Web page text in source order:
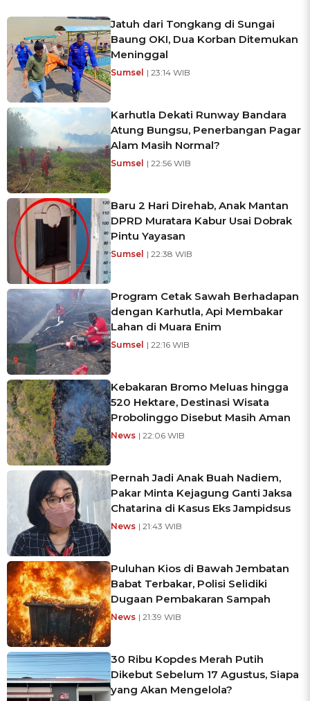
Jatuh dari Tongkang di Sungai
Baung OKI, Dua Korban Ditemukan
Meninggal
Sumsel | 23:14 WIB
Karhutla Dekati Runway Bandara
Atung Bungsu, Penerbangan Pagar
Alam Masih Normal?
Sumsel | 22:56 WIB
Baru 2 Hari Direhab, Anak Mantan
DPRD Muratara Kabur Usai Dobrak
Pintu Yayasan
Sumsel | 22:38 WIB
Program Cetak Sawah Berhadapan
dengan Karhutla, Api Membakar
Lahan di Muara Enim
Sumsel | 22:16 WIB
Kebakaran Bromo Meluas hingga
520 Hektare, Destinasi Wisata
Probolinggo Disebut Masih Aman
News | 22:06 WIB
Pernah Jadi Anak Buah Nadiem,
Pakar Minta Kejagung Ganti Jaksa
Chatarina di Kasus Eks Jampidsus
News | 21:43 WIB
Puluhan Kios di Bawah Jembatan
Babat Terbakar, Polisi Selidiki
Dugaan Pembakaran Sampah
News | 21:39 WIB
30 Ribu Kopdes Merah Putih
Dikebut Sebelum 17 Agustus, Siapa
yang Akan Mengelola?